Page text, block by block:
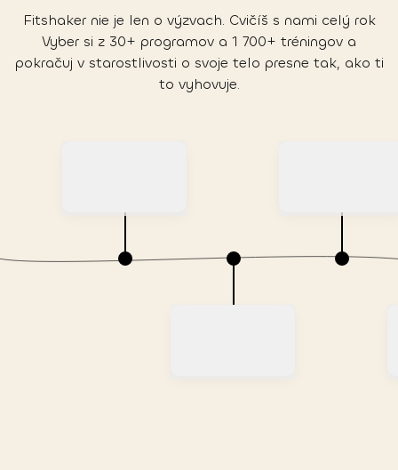
Fitshaker nie je len o výzvach. Cvičíš s nami celý rok
Vyber si z 30+ programov a 1 700+ tréningov a
pokračuj v starostlivosti o svoje telo presne tak, ako ti
to vyhovuje.